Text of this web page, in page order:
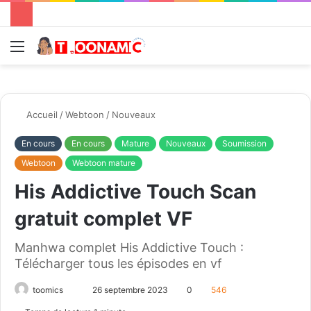
Menu
Accueil /Webtoon / Nouveaux
En cours En cours Mature Nouveaux
Soumission
Webtoon
Webtoon mature
His Addictive Touch Scan
gratuit complet VF
Manhwa complet His Addictive Touch :
Télécharger tous les épisodes en vf
toomics 26 septembre 2023 0 546